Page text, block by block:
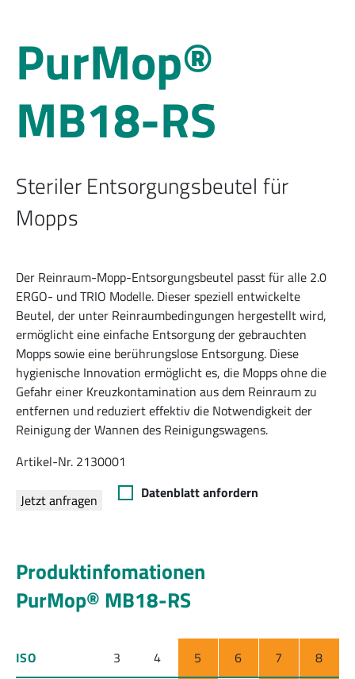
PurMop®
MB18-RS
Steriler Entsorgungsbeutel für
Mopps
Der Reinraum-Mopp-Entsorgungsbeutel passt für alle 2.0
ERGO- und TRIO Modelle. Dieser speziell entwickelte
Beutel, der unter Reinraumbedingungen hergestellt wird,
ermöglicht eine einfache Entsorgung der gebrauchten
Mopps sowie eine berührungslose Entsorgung. Diese
hygienische Innovation ermöglicht es, die Mopps ohne die
Gefahr einer Kreuzkontamination aus dem Reinraum zu
entfernen und reduziert effektiv die Notwendigkeit der
Reinigung der Wannen des Reinigungswagens.
Artikel-Nr. 2130001
Jetzt anfragen Datenblatt anfordern
Produktinfomationen
PurMop® MB18-RS
ISO 3 4 5 6 7 8